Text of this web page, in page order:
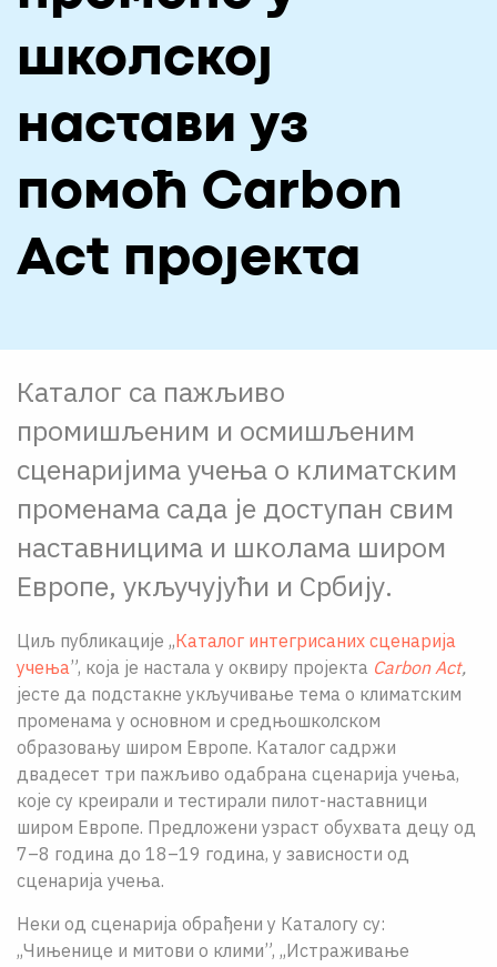
школској
настави уз
помоћ Carbon
Act пројекта
Каталог са пажљиво
промишљеним и осмишљеним
сценаријима учења о климатским
променама сада је доступан свим
наставницима и школама широм
Европе, укључујући и Србију.
Циљ публикације ,,Каталог интегрисаних сценарија
учења”, која је настала у оквиру пројекта Carbon Act,
јесте да подстакне укључивање тема о климатским
променама у основном и средњoшколском
образовању широм Европе. Каталог садржи
двадесет три пажљиво одабрана сценарија учења,
које су креирали и тестирали пилот-наставници
широм Европе. Предложени узраст обухвата децу од
7–8 година до 18–19 година, у зависности од
сценарија учења.
Неки од сценарија обрађени у Каталогу су:
,,Чињeнице и митови о клими”, ,,Истраживање